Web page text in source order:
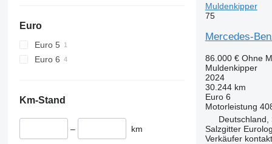
Euro
Euro 5
Euro 6
Km-Stand
– km
Muldenkipper
75
Mercedes-
86.000 € Ohne
Muldenkipper
2024
30.244 km
Euro 6
Motorleistung
Deutschland,
Salzgitter
Verkäufer